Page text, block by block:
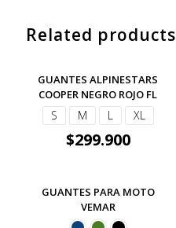
Related products
GUANTES ALPINESTARS
COOPER NEGRO ROJO FL
S M L XL
$299.900
-15%
GUANTES PARA MOTO
VEMAR